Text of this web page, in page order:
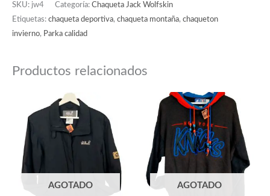
SKU: jw4 Categoría: Chaqueta Jack Wolfskin
Etiquetas: chaqueta deportiva, chaqueta montaña, chaqueton
invierno, Parka calidad
Productos relacionados
AGOTADO AGOTADO